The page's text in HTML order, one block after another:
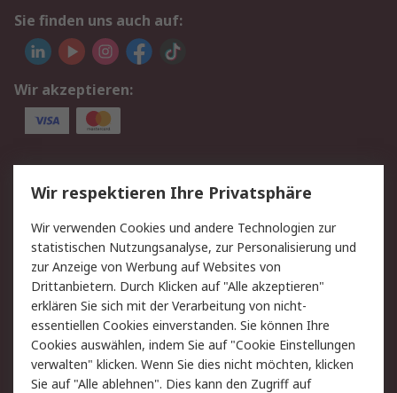
Sie finden uns auch auf:
Wir akzeptieren:
Service
Value Added Services
Lieferlösungen
Rücksendung/Entsorgung Kontakt
Hilfe
Rechtliches
RS Verkaufs- und
Lieferbedingungen
Datenschutz
Cookie-Richtlinie
Zahlungsbedingungen
Wir respektieren Ihre Privatsphäre
Wir verwenden Cookies und andere Technologien zur
statistischen Nutzungsanalyse, zur Personalisierung und
zur Anzeige von Werbung auf Websites von
Drittanbietern. Durch Klicken auf "Alle akzeptieren"
erklären Sie sich mit der Verarbeitung von nicht-
essentiellen Cookies einverstanden. Sie können Ihre
Cookies auswählen, indem Sie auf "Cookie Einstellungen
verwalten" klicken. Wenn Sie dies nicht möchten, klicken
Sie auf "Alle ablehnen". Dies kann den Zugriff auf